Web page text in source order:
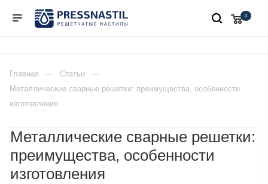
0
Главная
Статьи
Металлические сварные решетки: преимущества, особенности
изготовления
Металлические сварные решетки:
преимущества, особенности
изготовления